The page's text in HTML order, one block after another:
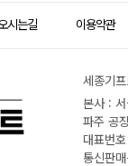
시는길 이용약관
세종기
본사 :
파주 공
대표번
통신판